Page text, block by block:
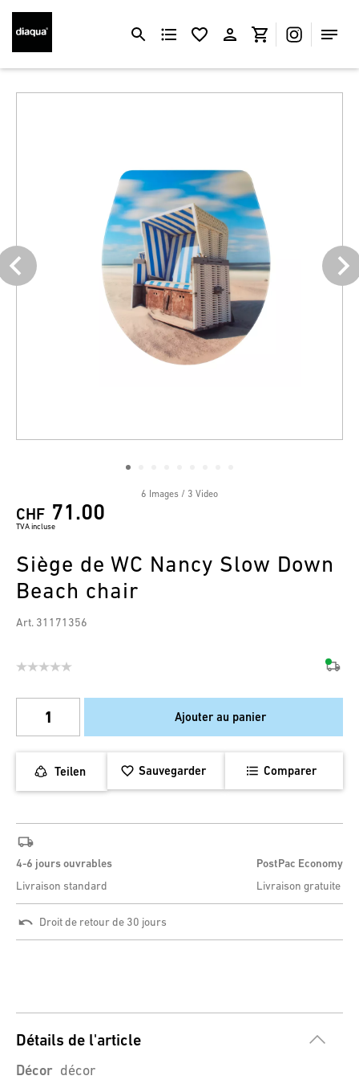
6 Images / 3 Video
CHF 71.00
TVA incluse
Siège de WC Nancy Slow Down
Beach chair
Art. 31171356
Ajouter au panier
Teilen Sauvegarder Comparer
4-6 jours ouvrables
Livraison standard
PostPac Economy
Livraison gratuite
Droit de retour de 30 jours
Détails de l'article
Décor décor